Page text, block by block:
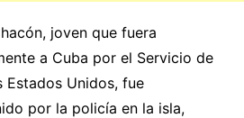
joven que fuera
a Cuba por el Servicio de
Estados Unidos, fue
por la policía en la isla,